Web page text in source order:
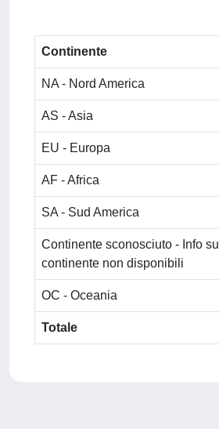
Continente
NA - Nord America
AS - Asia
EU - Europa
AF - Africa
SA - Sud America
Continente sconosciuto - Info sul
continente non disponibili
OC - Oceania
Totale